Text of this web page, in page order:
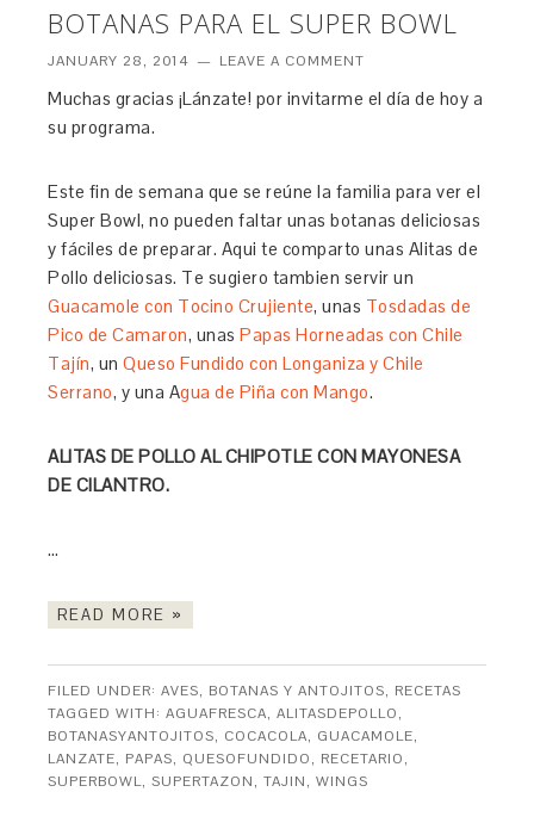
BOTANAS PARA EL SUPER BOWL
JANUARY 28, 2014 LEAVE A COMMENT
Muchas gracias ¡Lánzate! por invitarme el día de hoy a
su programa.
Este fin de semana que se reúne la familia para ver el
Super Bowl, no pueden faltar unas botanas deliciosas
y fáciles de preparar. Aqui te comparto unas Alitas de
Pollo deliciosas. Te sugiero tambien servir un
Guacamole con Tocino Crujiente, unas Tosdadas de
Pico de Camaron, unasPapas Horneadas con Chile
Tajín, unQueso Fundido con Longaniza y Chile
Serrano, y una Agua de Piña con Mango.
ALITAS DE POLLO AL CHIPOTLE CON MAYONESA
DE CILANTRO.
…
READ MORE »
FILED UNDER:AVES, BOTANAS Y ANTOJITOS, RECETAS
TAGGED WITH:AGUAFRESCA,ALITASDEPOLLO,
BOTANASYANTOJITOS, COCACOLA, GUACAMOLE,
LANZATE, PAPAS, QUESOFUNDIDO, RECETARIO,
SUPERBOWL,SUPERTAZON,TAJIN,WINGS